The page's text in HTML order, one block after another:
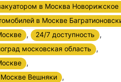
в Москва Новорижское
в Москве
, 24/7 доступность ,
московская область ,
,
Вешняки ,